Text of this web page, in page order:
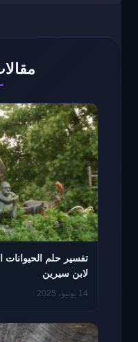
تفسير حلم الحيوانات
لابن سيرين
14 يونيو، 2025